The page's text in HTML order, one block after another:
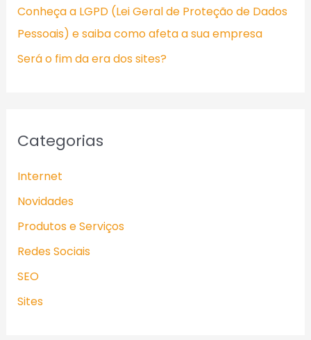
o
r
:
Conheça a LGPD (Lei Geral de Proteção de Dados
Pessoais) e saiba como afeta a sua empresa
Será o fim da era dos sites?
Categorias
Internet
Novidades
Produtos e Serviços
Redes Sociais
SEO
Sites